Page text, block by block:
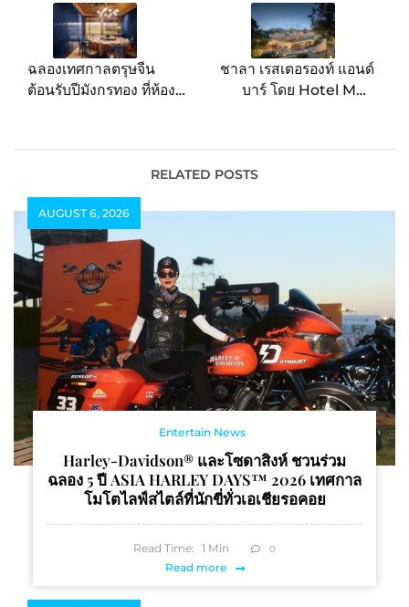
ฉลองเทศกาลตรุษจีน
ต้อนรับปีมังกรทอง ที่ห้อง
ชาลา เรสเตอรองท์ แอนด์
บาร์ โดย Hotel MYS
ประสบการณ์ดินเนอร์คอร์ส
สุดพิเศษใน “MYSTIQUE
Experience” ครั้งแรกวัน
RELATED POSTS
AUGUST 6, 2026
Entertain News
Harley-Davidson® และโซดาสิงห์ ชวนร่วม
ฉลอง 5 ปี ASIA HARLEY DAYS™ 2026 เทศกาล
โมโตไลฟ์สไตล์ที่นักขี่ทั่วเอเชียรอคอย
Read Time: 1 Min 0
Read more